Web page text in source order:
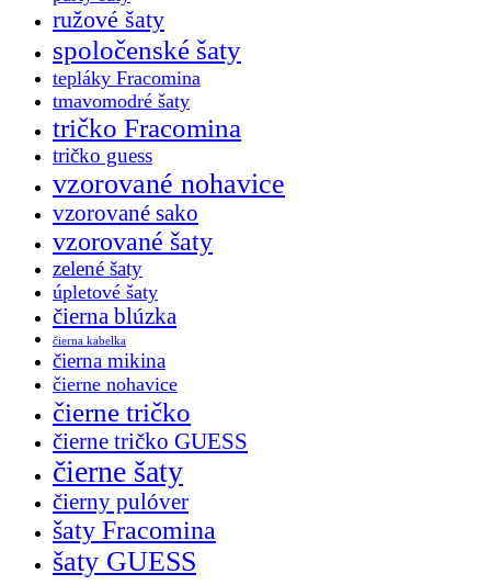
ružové šaty
spoločenské šaty
tepláky Fracomina
tmavomodré šaty
tričko Fracomina
tričko guess
vzorované nohavice
vzorované sako
vzorované šaty
zelené šaty
úpletové šaty
čierna blúzka
čierna kabelka
čierna mikina
čierne nohavice
čierne tričko
čierne tričko GUESS
čierne šaty
čierny pulóver
šaty Fracomina
šaty GUESS